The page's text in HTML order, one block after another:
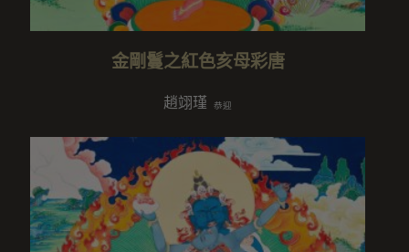
金剛鬘之紅色亥母彩唐
趙翊瑾 恭迎